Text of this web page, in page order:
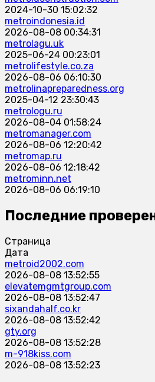
2024-10-30 15:02:32
metroindonesia.id
2026-08-08 00:34:31
metrolagu.uk
2025-06-24 00:23:01
metrolifestyle.co.za
2026-08-06 06:10:30
metrolinapreparedness.org
2025-04-12 23:30:43
metrologu.ru
2026-08-04 01:58:24
metromanager.com
2026-08-06 12:20:42
metromap.ru
2026-08-06 12:18:42
metrominn.net
2026-08-06 06:19:10
Последние
Страница
Дата
metroid2002.com
2026-08-08 13:52:55
elevatemgmtgroup.com
2026-08-08 13:52:47
sixandahalf.co.kr
2026-08-08 13:52:42
gty.org
2026-08-08 13:52:28
m-918kiss.com
2026-08-08 13:52:23